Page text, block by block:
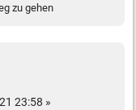
zu gehen
23:58 »